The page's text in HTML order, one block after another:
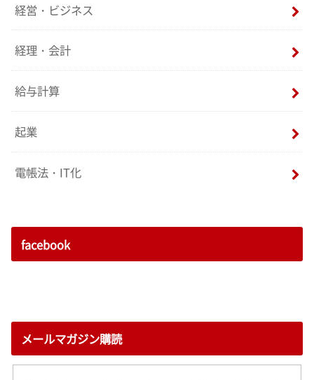
経営・ビジネス
経理・会計
給与計算
起業
電帳法・IT化
facebook
メールマガジン購読